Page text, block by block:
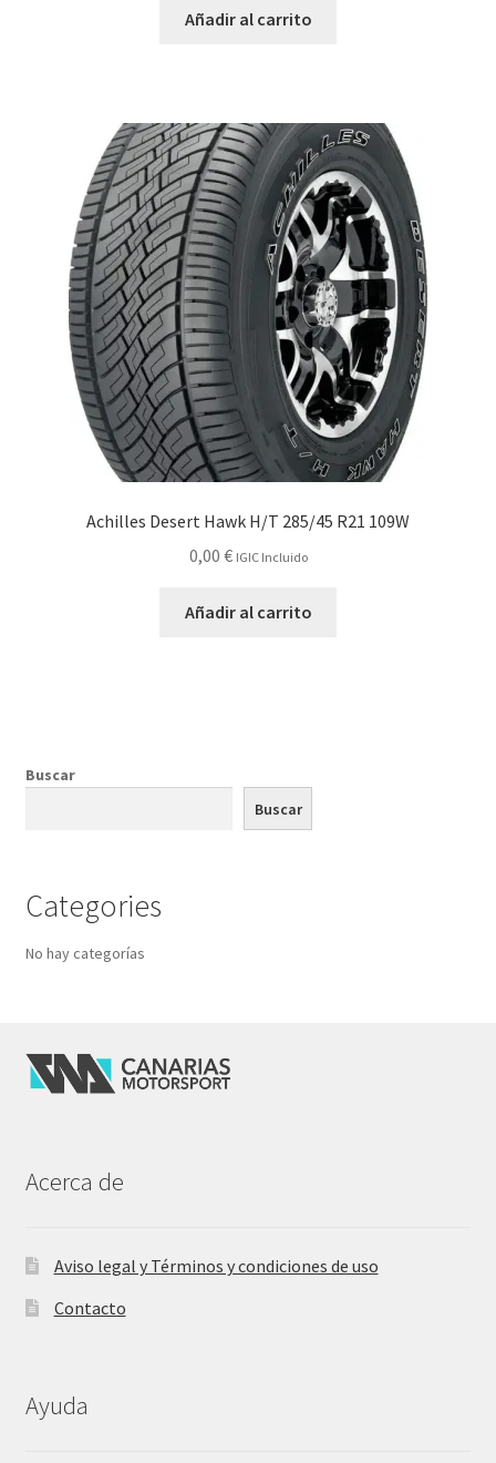
Añadir al carrito
Achilles Desert Hawk H/T 285/45 R21 109W
0,00 € IGIC Incluido
Añadir al carrito
Buscar
Buscar
Categories
No hay categorías
Acerca de
Aviso legal y Términos y condiciones de uso
Contacto
Ayuda